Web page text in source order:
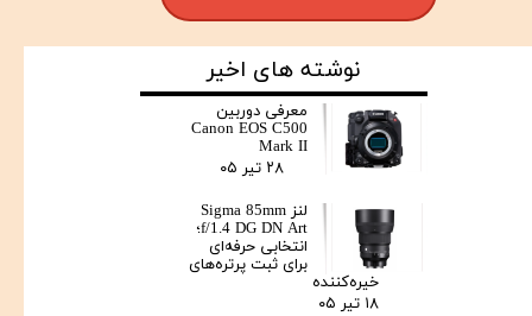
نوشته های اخیر
معرفی دوربین
Canon EOS C500
Mark II
۲۸ تیر ۰۵
لنز Sigma 85mm
f/1.4 DG DN Art؛
انتخابی حرفه‌ای
برای ثبت پرتره‌های
خیره‌کننده
۱۸ تیر ۰۵